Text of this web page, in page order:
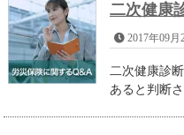
二次健康
2017年09月
二次健康診
あると判断